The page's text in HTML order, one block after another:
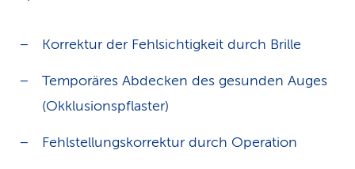
Korrektur der Fehlsichtigkeit durch Brille
Temporäres Abdecken des gesunden Auges
(Okklusionspflaster)
Fehlstellungskorrektur durch Operation